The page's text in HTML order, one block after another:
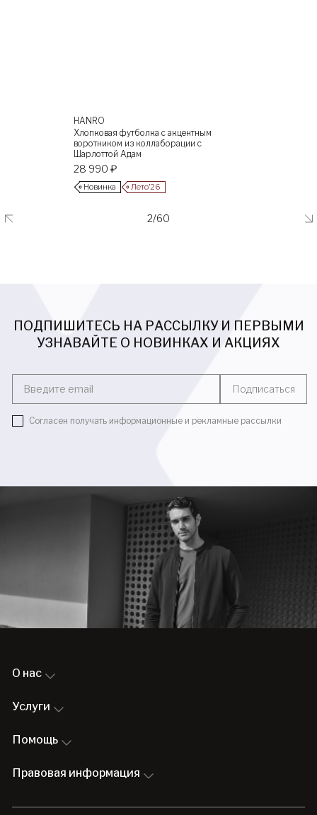
HANRO
Хлопковая футболка с акцентным
воротником из коллаборации с
Шарлоттой Адам
28 990 ₽
Новинка Лето’26
2/60
ПОДПИШИТЕСЬ НА РАССЫЛКУ И ПЕРВЫМИ
УЗНАВАЙТЕ О НОВИНКАХ И АКЦИЯХ
Введите email Подписаться
Согласен получать информационные и рекламные рассылки
О нас
Услуги
Помощь
Правовая информация